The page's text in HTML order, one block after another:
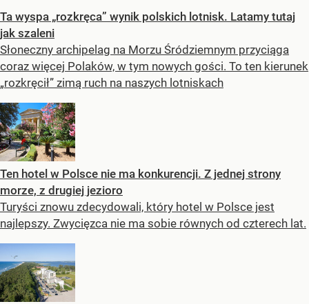
Ta wyspa „rozkręca” wynik polskich lotnisk. Latamy tutaj
jak szaleni
Słoneczny archipelag na Morzu Śródziemnym przyciąga
coraz więcej Polaków, w tym nowych gości. To ten kierunek
„rozkręcił” zimą ruch na naszych lotniskach
Ten hotel w Polsce nie ma konkurencji. Z jednej strony
morze, z drugiej jezioro
Turyści znowu zdecydowali, który hotel w Polsce jest
najlepszy. Zwycięzca nie ma sobie równych od czterech lat.